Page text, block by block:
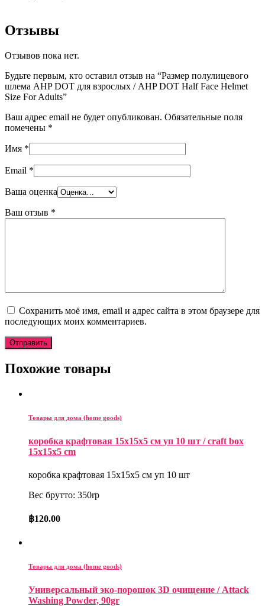
Отзывы
Отзывов пока нет.
Будьте первым, кто оставил отзыв на “Размер полулицевого
шлема AHP DOT для взрослых / AHP DOT Half Face Helmet
Size For Adults”
Ваш адрес email не будет опубликован. Обязательные поля
помечены *
Имя *
Email *
Ваша оценка
Ваш отзыв *
Сохранить моё имя, email и адрес сайта в этом браузере для
последующих моих комментариев.
Похожие товары
Товары для дома (home goods)
коробка крафтовая 15x15x5 см уп 10 шт / craft box
15x15x5 cm
коробка крафтовая 15x15x5 см уп 10 шт
Вес брутто: 350rp
฿120.00
Товары для дома (home goods)
Универсальный эко-порошок 3D очищение / Attack
Washing Powder, 90gr